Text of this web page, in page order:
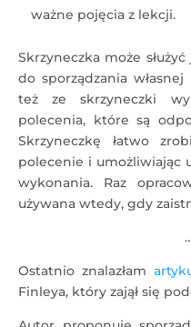
ważne pojęcia z lekcji.
Skrzyneczka może
do sporządzania
też ze skrzyneczki
polecenia, które są
Skrzyneczkę łatwo
polecenie i umożliwiając
wykonania. Raz
używana wtedy, gdy
Ostatnio znalazłam
Finleya, który zajął się